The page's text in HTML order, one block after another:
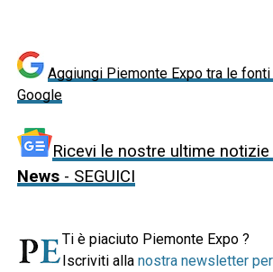
Aggiungi Piemonte Expo tra le
Google
Ricevi le nostre ultime notizie
News- SEGUICI
Ti è piaciuto Piemonte Expo ?
Iscriviti alla nostra newsletter